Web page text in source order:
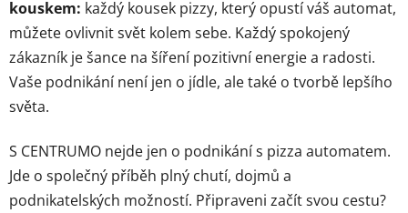
kouskem: každý kousek pizzy, který opustí váš automat,
můžete ovlivnit svět kolem sebe. Každý spokojený
zákazník je šance na šíření pozitivní energie a radosti.
Vaše podnikání není jen o jídle, ale také o tvorbě lepšího
světa.
S CENTRUMO nejde jen o podnikání s pizza automatem.
Jde o společný příběh plný chutí, dojmů a
podnikatelských možností. Připraveni začít svou cestu?